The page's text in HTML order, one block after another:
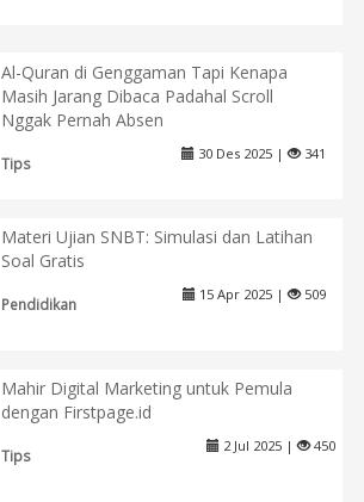
Al-Quran di Genggaman Tapi Kenapa
Masih Jarang Dibaca Padahal Scroll
Nggak Pernah Absen
Tips
30 Des 2025 | 341
Materi Ujian SNBT: Simulasi dan Latihan
Soal Gratis
Pendidikan
15 Apr 2025 | 509
Mahir Digital Marketing untuk Pemula
dengan Firstpage.id
Tips
2 Jul 2025 | 450